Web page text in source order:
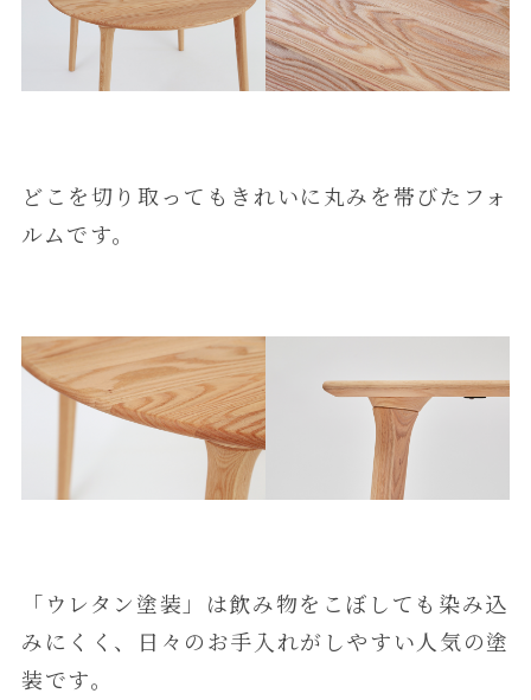
どこを切り取ってもきれいに丸みを帯びたフォ
ルムです。
「ウレタン塗装」は飲み物をこぼしても染み込
みにくく、日々のお手入れがしやすい人気の塗
装です。